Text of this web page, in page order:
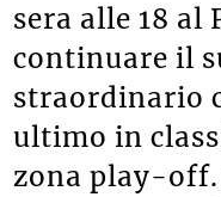
sera alle 18 al
continuare il
straordinario
ultimo in
zona play-